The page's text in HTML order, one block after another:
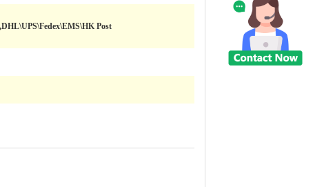
Post